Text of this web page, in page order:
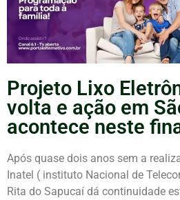
Projeto Lixo
volta e ação em
acontece neste
Após quase dois anos sem a
Inatel ( instituto Nacional de
Rita do Sapucaí dá continuidade